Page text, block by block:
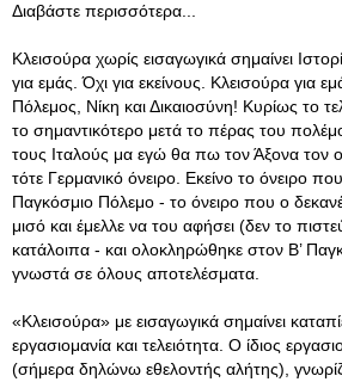
Διαβάστε περισσότερα...
Κλεισούρα χωρίς εισαγωγικά σημαίνει
για εμάς. Όχι για εκείνους. Κλεισούρα για
Πόλεμος, Νίκη και Δικαιοσύνη! Κυρίως το
το σημαντικότερο μετά το πέρας του
τους Ιταλούς μα εγώ θα πω τον Άξονα τον
τότε Γερμανικό όνειρο. Εκείνο το όνειρο
Παγκόσμιο Πόλεμο - το όνειρο που ο
μισό και έμελλε να του αφήσει (δεν το
κατάλοιπα - και ολοκληρώθηκε στον Β’
γνωστά σε όλους αποτελέσματα.
«Κλεισούρα» με εισαγωγικά σημαίνει
εργασιομανία και τελειότητα. Ο ίδιος
(σήμερα δηλώνω εθελοντής αλήτης),